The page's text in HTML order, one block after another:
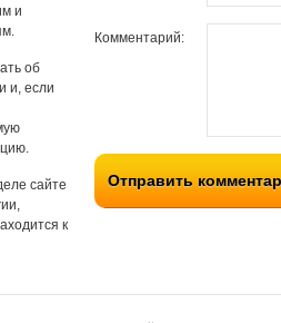
и
об
и, если
сайте
к
Комментарий:
Отправить